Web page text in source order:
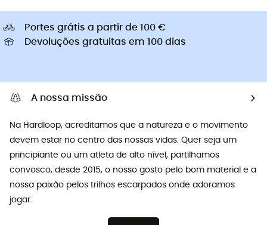
Portes grátis a partir de 100 €
Devoluções gratuitas em 100 dias
A nossa missão
Na Hardloop, acreditamos que a natureza e o movimento
devem estar no centro das nossas vidas. Quer seja um
principiante ou um atleta de alto nível, partilhamos
convosco, desde 2015, o nosso gosto pelo bom material e a
nossa paixão pelos trilhos escarpados onde adoramos
jogar.